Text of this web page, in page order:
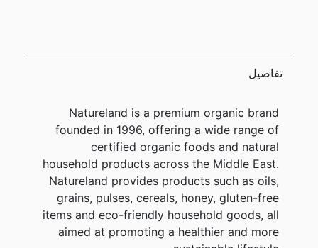
تفاصيل
Natureland is a premium organic brand
founded in 1996, offering a wide range of
certified organic foods and natural
household products across the Middle East.
Natureland provides products such as oils,
grains, pulses, cereals, honey, gluten-free
items and eco-friendly household goods, all
aimed at promoting a healthier and more